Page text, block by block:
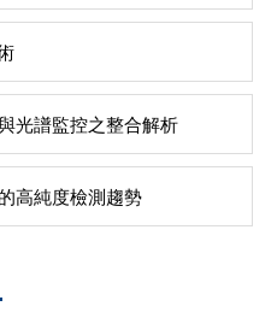
光譜監控之整合解析
高純度檢測趨勢